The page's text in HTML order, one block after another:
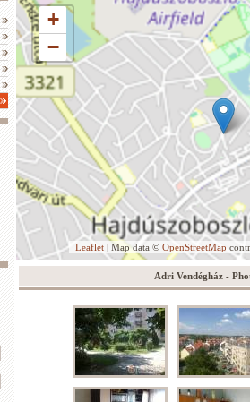
+
−
Leaflet | Map data © OpenStreetMap
Adri Vendégház -